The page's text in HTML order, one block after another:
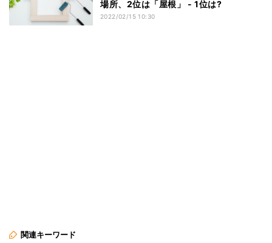
場所、2位は「屋根」 - 1位は?
2022/02/15 10:30
関連キーワード